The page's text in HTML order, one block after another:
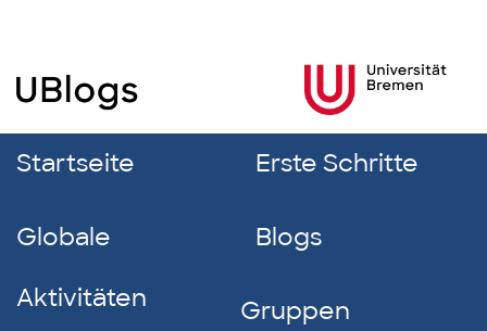
Startseite Erste Schritte
Globale
Aktivitäten
Blogs
Gruppen